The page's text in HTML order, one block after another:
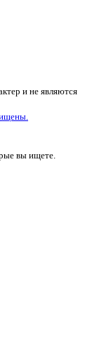
и не являются
вы ищете.